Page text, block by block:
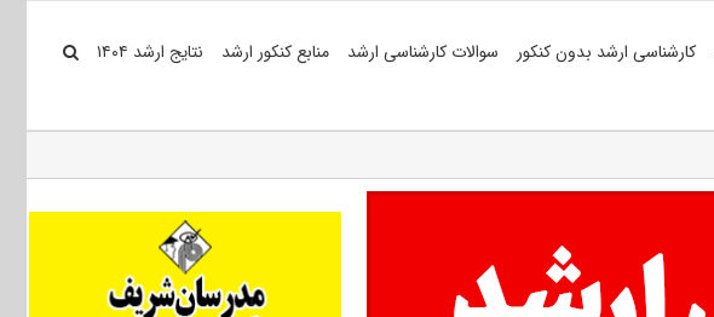
کارشناسی ارشد بدون کنکور سوالات کارشناسی ارشد منابع کنکور ارشد نتایج ارشد ۱۴۰۴